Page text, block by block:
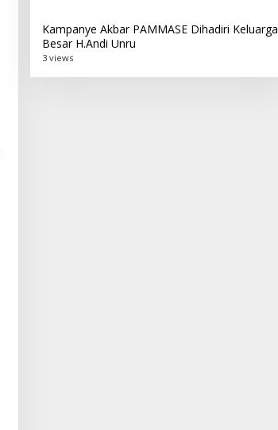
Kampanye Akbar PAMMASE Dihadiri Keluarga
Besar H.Andi Unru
3 views